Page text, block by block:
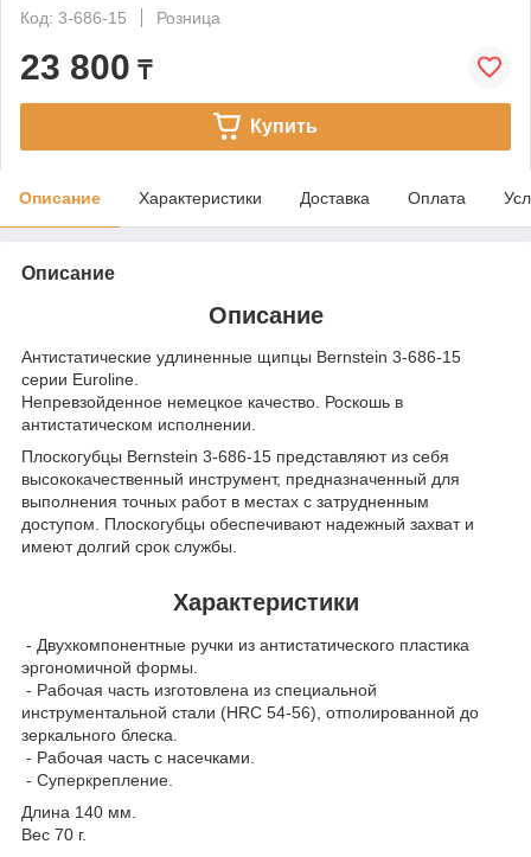
Код: 3-686-15
Розница
23 800 ₸
Купить
Описание Характеристики Доставка Оплата
Описание
Описание
Антистатические удлиненные щипцы Bernstein 3-686-15
серии Euroline.
Непревзойденное немецкое качество. Роскошь в
антистатическом исполнении.
Плоскогубцы Bernstein 3-686-15 представляют из себя
высококачественный инструмент, предназначенный для
выполнения точных работ в местах с затрудненным
доступом. Плоскогубцы обеспечивают надежный захват и
имеют долгий срок службы.
Характеристики
- Двухкомпонентные ручки из антистатического пластика
эргономичной формы.
- Рабочая часть изготовлена из специальной
инструментальной стали (HRC 54-56), отполированной до
зеркального блеска.
- Рабочая часть с насечками.
- Суперкрепление.
Длина 140 мм.
Вес 70 г.